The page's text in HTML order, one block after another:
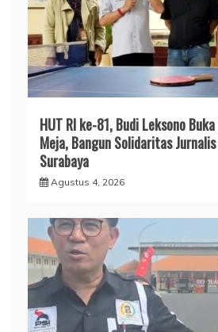
HUT RI ke-81, Budi Leksono
Meja, Bangun Solidaritas Jurnalis
Surabaya
Agustus 4, 2026